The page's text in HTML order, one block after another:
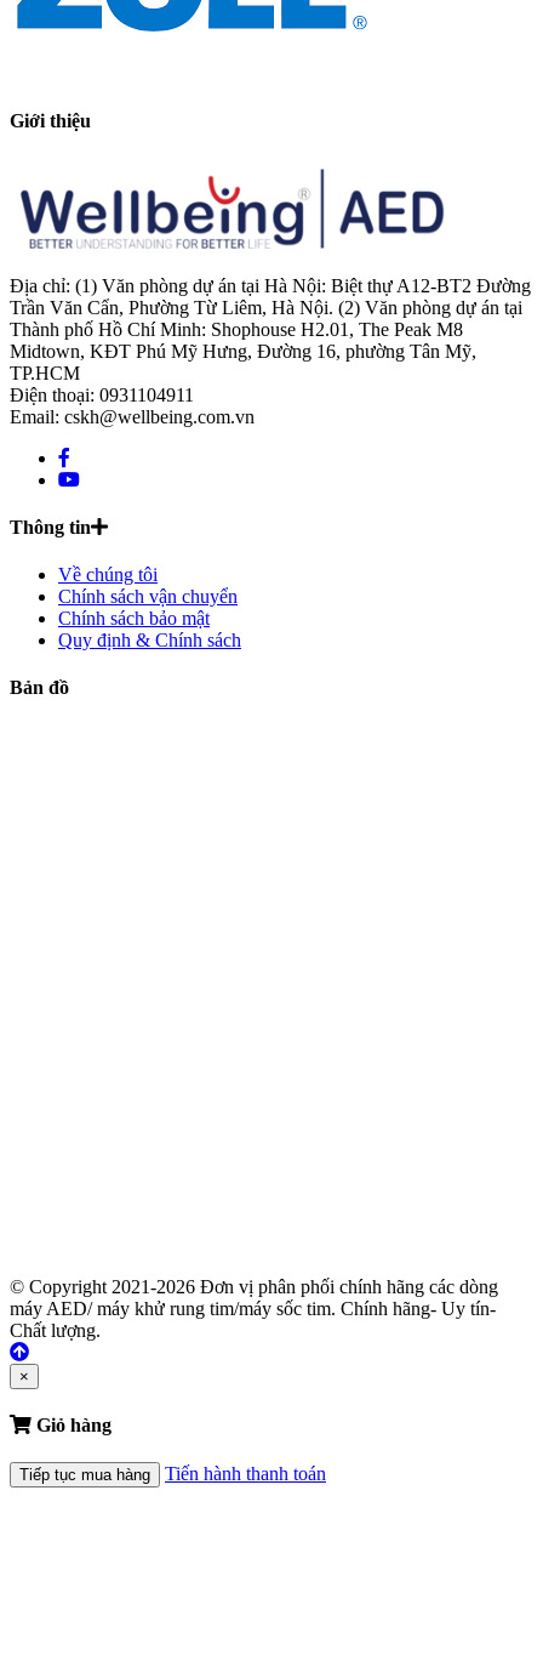
Giới thiệu
Địa chỉ: (1) Văn phòng dự án tại Hà Nội: Biệt thự A12-BT2 Đường
Trần Văn Cẩn, Phường Từ Liêm, Hà Nội. (2) Văn phòng dự án tại
Thành phố Hồ Chí Minh: Shophouse H2.01, The Peak M8
Midtown, KĐT Phú Mỹ Hưng, Đường 16, phường Tân Mỹ,
TP.HCM
Điện thoại: 0931104911
Email: cskh@wellbeing.com.vn
Thông tin
Về chúng tôi
Chính sách vận chuyển
Chính sách bảo mật
Quy định & Chính sách
Bản đồ
© Copyright 2021-2026 Đơn vị phân phối chính hãng các dòng
máy AED/ máy khử rung tim/máy sốc tim. Chính hãng- Uy tín-
Chất lượng.
×
Giỏ hàng
Tiếp tục mua hàng Tiến hành thanh toán